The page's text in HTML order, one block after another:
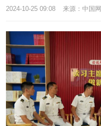
悦读
中国瓷
国情
国情
海洋
2024-10-25 09:08 来源：中国网